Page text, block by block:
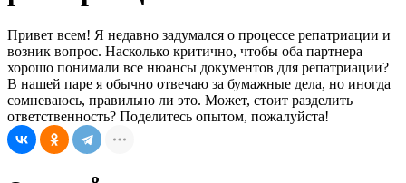
Привет всем! Я недавно задумался о процессе репатриации и
возник вопрос. Насколько критично, чтобы оба партнера
хорошо понимали все нюансы документов для репатриации?
В нашей паре я обычно отвечаю за бумажные дела, но иногда
сомневаюсь, правильно ли это. Может, стоит разделить
ответственность? Поделитесь опытом, пожалуйста!